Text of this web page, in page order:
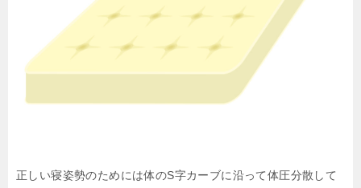
正しい寝姿勢のためには体のS字カーブに沿って体圧分散して